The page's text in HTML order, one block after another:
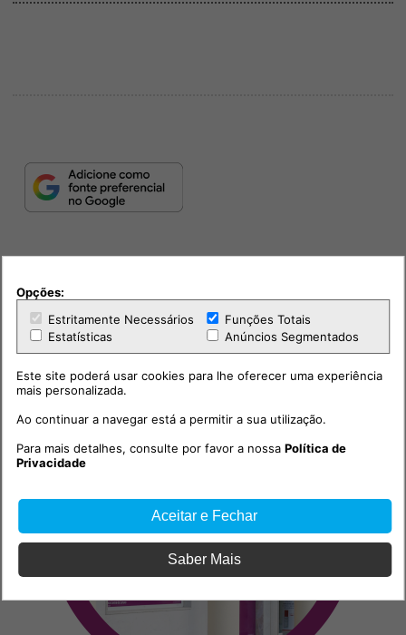
Opções:
Estritamente Necessários
Funções Totais
Estatísticas
Anúncios Segmentados
Este site poderá usar cookies para lhe oferecer uma experiência
mais personalizada.
Ao continuar a navegar está a permitir a sua utilização.
Para mais detalhes, consulte por favor a nossaPolítica de
Privacidade
Aceitar e Fechar
Saber Mais